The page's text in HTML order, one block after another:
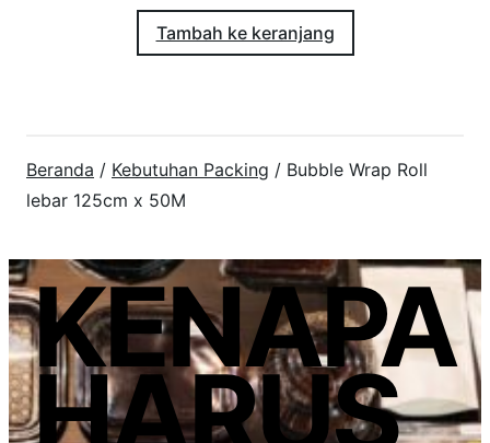
Tambah ke keranjang
Beranda / Kebutuhan Packing / Bubble Wrap Roll
lebar 125cm x 50M
KENAPA
HARUS